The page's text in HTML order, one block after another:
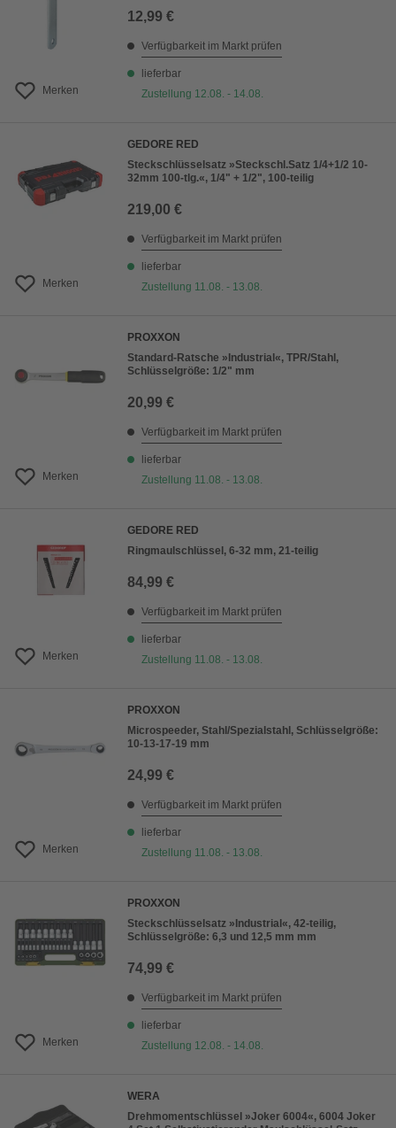
Merken
12,99 €
Verfügbarkeit im Markt prüfen
lieferbar
Zustellung 12.08. - 14.08.
Merken
GEDORE RED
Steckschlüsselsatz »Steckschl.Satz 1/4+1/2 10-
32mm 100-tlg.«, 1/4" + 1/2", 100-teilig
219,00 €
Verfügbarkeit im Markt prüfen
lieferbar
Zustellung 11.08. - 13.08.
Merken
PROXXON
Standard-Ratsche »Industrial«, TPR/Stahl,
Schlüsselgröße: 1/2" mm
20,99 €
Verfügbarkeit im Markt prüfen
lieferbar
Zustellung 11.08. - 13.08.
Merken
GEDORE RED
Ringmaulschlüssel, 6-32 mm, 21-teilig
84,99 €
Verfügbarkeit im Markt prüfen
lieferbar
Zustellung 11.08. - 13.08.
Merken
PROXXON
Microspeeder, Stahl/Spezialstahl, Schlüsselgröße:
10-13-17-19 mm
24,99 €
Verfügbarkeit im Markt prüfen
lieferbar
Zustellung 11.08. - 13.08.
Merken
PROXXON
Steckschlüsselsatz »Industrial«, 42-teilig,
Schlüsselgröße: 6,3 und 12,5 mm mm
74,99 €
Verfügbarkeit im Markt prüfen
lieferbar
Zustellung 12.08. - 14.08.
WERA
Drehmomentschlüssel »Joker 6004«, 6004 Joker